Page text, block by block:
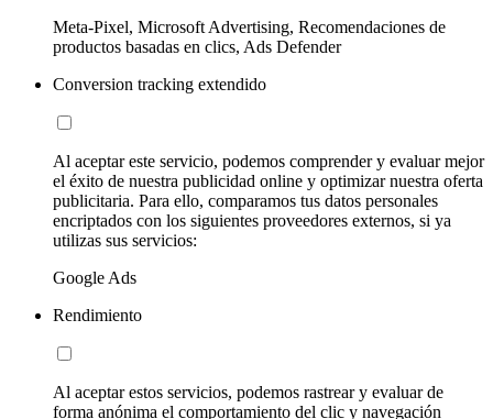
Meta-Pixel, Microsoft Advertising, Recomendaciones de
productos basadas en clics, Ads Defender
Conversion tracking extendido
Al aceptar este servicio, podemos comprender y evaluar mejor
el éxito de nuestra publicidad online y optimizar nuestra oferta
publicitaria. Para ello, comparamos tus datos personales
encriptados con los siguientes proveedores externos, si ya
utilizas sus servicios:
Google Ads
Rendimiento
Al aceptar estos servicios, podemos rastrear y evaluar de
forma anónima el comportamiento del clic y navegación